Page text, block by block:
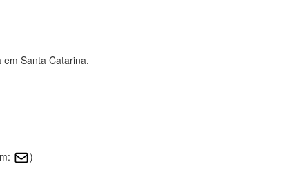
Santa Catarina.
)